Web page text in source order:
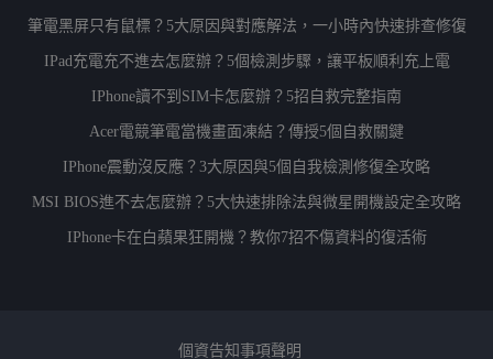
筆電黑屏只有鼠標？5大原因與對應解法，一小時內快速排查修復
IPad充電充不進去怎麼辦？5個檢測步驟，讓平板順利充上電
IPhone讀不到SIM卡怎麼辦？5招自救完整指南
Acer電競筆電當機畫面凍結？傳授5個自救關鍵
IPhone震動沒反應？3大原因與5個自我檢測修復全攻略
MSI BIOS進不去怎麼辦？5大快速排除法與微星開機設定全攻略
IPhone卡在白蘋果狂開機？教你7招不傷資料的復活術
個資告知事項聲明